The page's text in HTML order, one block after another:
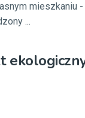
mieszkaniu
...